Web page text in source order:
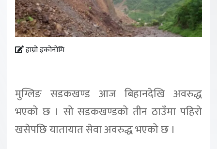
हाम्रो इकोनोमि
मुग्लिङ सडकखण्ड आज बिहानदेखि अवरुद्ध
भएको छ । सो सडकखण्डको तीन ठाउँमा पहिरो
खसेपछि यातायात सेवा अवरुद्ध भएको छ ।